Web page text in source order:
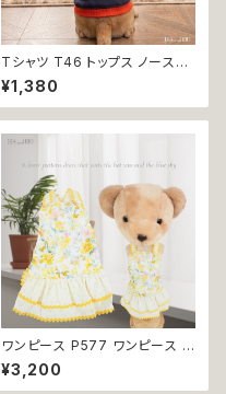
Tシャツ T46 トップス ノースリ
ーブ ネイビー×オレンジ 紺 橙
スポーティー フード 帽子 犬 猫
ペット 犬服 猫服 犬の服 猫の服
¥1,380
ワンピース P577 ワンピース ド
レス ハンドメイド 花 スカート ト
ップス ティアードスカート 春 夏
¥3,200